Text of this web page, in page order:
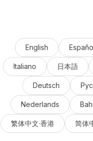
English
Italiano 日本語
Deutsch
Nederlands
繁体中文·香港 简体